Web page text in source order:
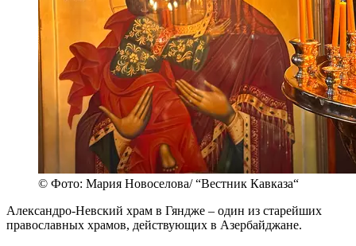
© Фото: Мария Новоселова/ “Вестник Кавказа“
Александро-Невский храм в Гяндже – один из старейших
православных храмов, действующих в Азербайджане.